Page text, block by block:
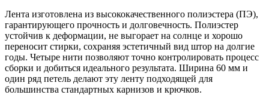
Лента изготовлена из высококачественного полиэстера (ПЭ),
гарантирующего прочность и долговечность. Полиэстер
устойчив к деформации, не выгорает на солнце и хорошо
переносит стирки, сохраняя эстетичный вид штор на долгие
годы. Четыре нити позволяют точно контролировать процесс
сборки и добиться идеального результата. Ширина 60 мм и
один ряд петель делают эту ленту подходящей для
большинства стандартных карнизов и крючков.